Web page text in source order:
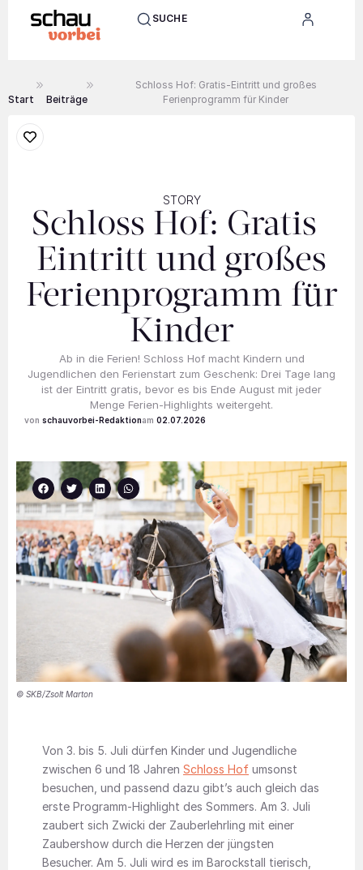
SUCHE
Start Beiträge
Schloss Hof: Gratis-Eintritt und großes
Ferienprogramm für Kinder
STORY
Schloss Hof: Gratis-
Eintritt und großes
Ferienprogramm für
Kinder
Ab in die Ferien! Schloss Hof macht Kindern und
Jugendlichen den Ferienstart zum Geschenk: Drei Tage lang
ist der Eintritt gratis, bevor es bis Ende August mit jeder
Menge Ferien-Highlights weitergeht.
schauvorbei-Redaktion 02.07.2026
© SKB/Zsolt Marton
Von 3. bis 5. Juli dürfen Kinder und Jugendliche
zwischen 6 und 18 Jahren Schloss Hof umsonst
besuchen, und passend dazu gibt’s auch gleich das
erste Programm-Highlight des Sommers. Am 3. Juli
zaubert sich Zwicki der Zauberlehrling mit einer
Zaubershow durch die Herzen der jüngsten
Besucher. Am 5. Juli wird es im Barockstall tierisch,